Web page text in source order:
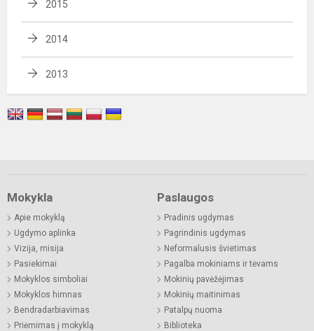
2015
2014
2013
Mokykla
Apie mokyklą
Ugdymo aplinka
Vizija, misija
Pasiekimai
Mokyklos simboliai
Mokyklos himnas
Bendradarbiavimas
Priėmimas į mokyklą
Paslaugos
Pradinis ugdymas
Pagrindinis ugdymas
Neformalusis švietimas
Pagalba mokiniams ir tėvams
Mokinių pavėžėjimas
Mokinių maitinimas
Patalpų nuoma
Biblioteka